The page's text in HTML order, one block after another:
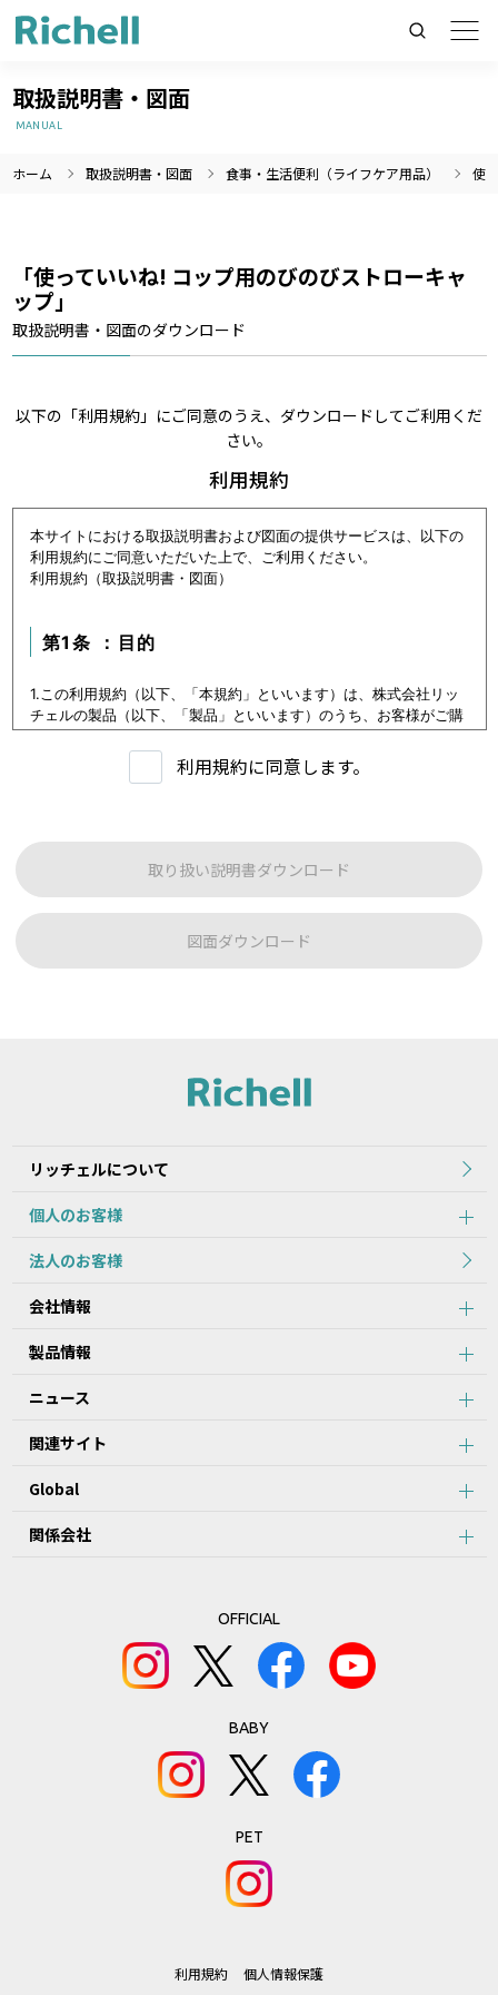
製品情報のみを検索
取扱説明書・図面
MANUAL
ホーム 取扱説明書・図面 食事・生活便利（ライフケア用品） 使
「使っていいね! コップ用のびのびストローキャ
ップ」
取扱説明書・図面のダウンロード
以下の「利用規約」にご同意のうえ、ダウンロードしてご利用くだ
さい。
利用規約
本サイトにおける取扱説明書および図面の提供サービスは、以下の
利用規約にご同意いただいた上で、ご利用ください。
利用規約（取扱説明書・図面）
第1条 ：目的
1.この利用規約（以下、「本規約」といいます）は、株式会社リッ
チェルの製品（以下、「製品」といいます）のうち、お客様がご購
入いただいた製品または購入を検討中の製品（以下、「当該製品」
といいます。）に関するデータ（以下、「本データ等」といいま
す）の提供サービス（以下「本サービス」といいます）における利
に従い本サービスを利用いただくものとし、本規約に同意いただけ
ない場合には本サービスをご利用いただけないものとします。
第1条：本サービスでご提供する内容について
場合があります。本サービスで提供している本データ等の内容は、
製品本体に同梱されている本データ等の内容と異なる場合がありま
問い合わせにはお応えできない場合がありますことをご了承くださ
2.本サービスでは、すべての製品の本データ等を提供しているわけ
当該製品につき本データ等をご提供できない場合がありますので、
3.取扱説明書に記載の安全上のご注意は、本データ等が制作された
4.製品には、取扱説明書を補足するために、取扱説明書以外の印刷
物が同梱されている場合があります。本サービスでは、そのすべて
第3条：本サービスのご利用における禁止事項
許可なく、本データ等の内容の全部または一部を複製することは著
ために本データ等を１部だけ印刷することができます。
2.前項に定める場合のほか、お客様は、当該製品のご使用、ご購入
当社の請求に従って、当該損害について賠償しなければなりませ
本サービスの利用、あるいは利用できなかったことにより、万一、
損害が生じても、当社は一切その責任を負いません。
第5条：本サービスの中止、変更、終了
利用規約に同意します。
取り扱い説明書ダウンロード
図面ダウンロード
リッチェルについて
個人のお客様
法人のお客様
会社情報
製品情報
ニュース
関連サイト
Global
関係会社
OFFICIAL
BABY
PET
利用規約 個人情報保護